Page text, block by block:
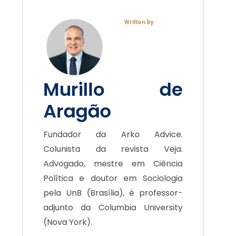
Written by
Murillo de
Aragão
Fundador da Arko Advice.
Colunista da revista Veja.
Advogado, mestre em Ciência
Política e doutor em Sociologia
pela UnB (Brasília), é professor-
adjunto da Columbia University
(Nova York).